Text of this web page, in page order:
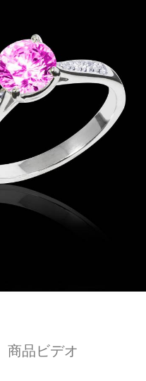
商品ビデオ